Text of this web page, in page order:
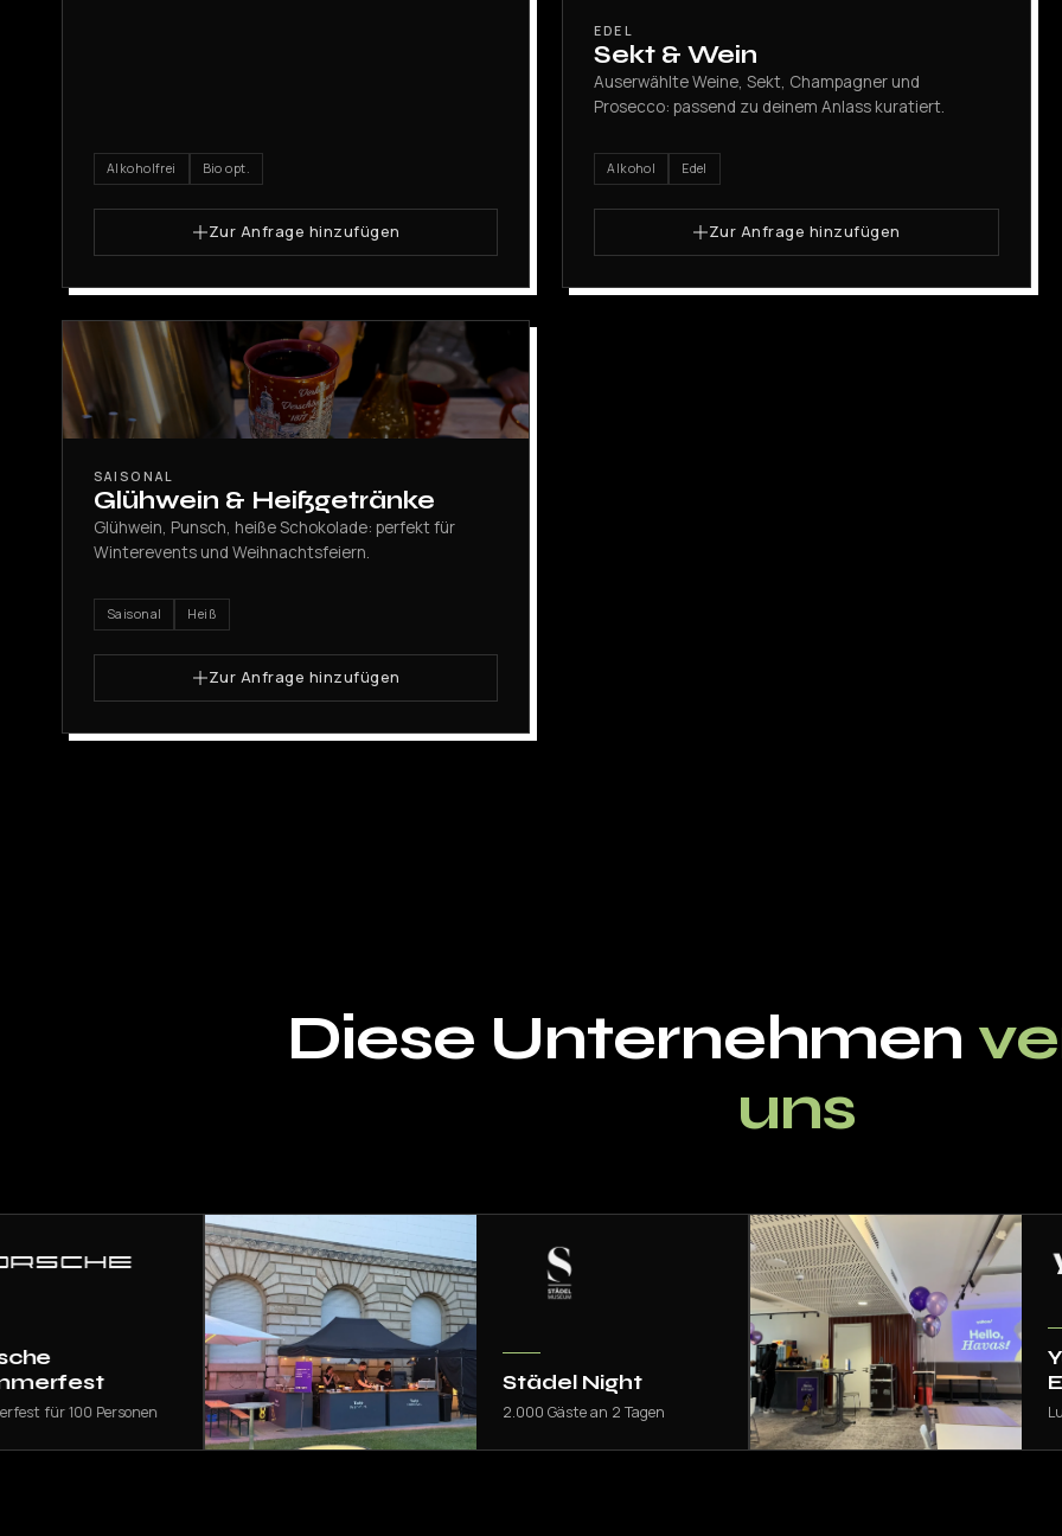
Alkoholfrei Bio opt.
Zur Anfrage hinzufügen
EDEL
Sekt & Wein
Auserwählte Weine, Sekt, Champagner und
Prosecco: passend zu deinem Anlass kuratiert.
Alkohol Edel
Zur Anfrage hinzufügen
SAISONAL
Glühwein & Heißgetränke
Glühwein, Punsch, heiße Schokolade: perfekt für
Winterevents und Weihnachtsfeiern.
Saisonal Heiß
Zur Anfrage hinzufügen
Diese Unternehmen
uns
Personen
Städel Night
2.000 Gäste an 2 Tagen
Yahoo
Event
Lunch für 100